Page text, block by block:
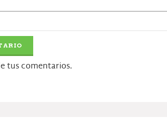
tus comentarios.